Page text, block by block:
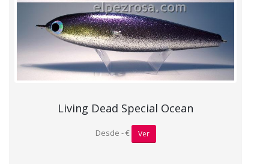
Living Dead Special Ocean
Desde - € Ver